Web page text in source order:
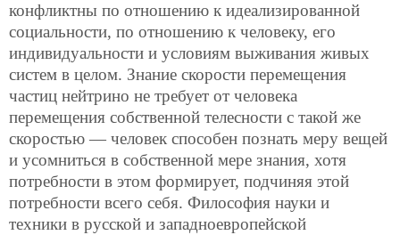
конфликтны по отношению к идеализированной
социальности, по отношению к человеку, его
индивидуальности и условиям выживания живых
систем в целом. Знание скорости перемещения
частиц нейтрино не требует от человека
перемещения собственной телесности с такой же
скоростью — человек способен познать меру вещей
и усомниться в собственной мере знания, хотя
потребности в этом формирует, подчиняя этой
потребности всего себя. Философия науки и
техники в русской и западноевропейской